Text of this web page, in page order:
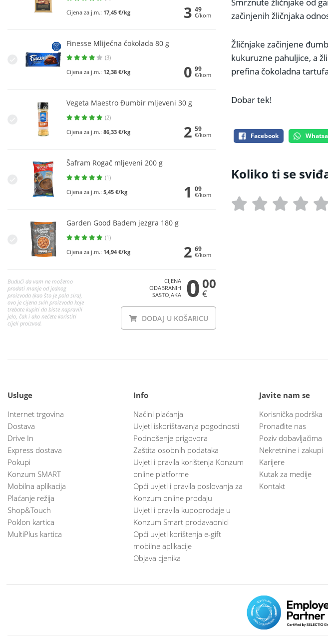
Cijena za j.m.: 17,45 €/kg 3 49
€/kom
Finesse Mliječna čokolada 80 g
(3)
Cijena za j.m.: 12,38 €/kg 0 99
€/kom
Vegeta Maestro Đumbir mljeveni 30 g
(2)
Cijena za j.m.: 86,33 €/kg 2 59
€/kom
Šafram Rogač mljeveni 200 g
(1)
Cijena za j.m.: 5,45 €/kg 1 09
€/kom
Garden Good Badem jezgra 180 g
(1)
Cijena za j.m.: 14,94 €/kg 2 69
€/kom
Budući da vam ne možemo
prodati manje od jednog
proizvoda (kao što je pola sira),
ovo je cijena svih proizvoda koje
trebate kupiti da biste napravili
jelo, čak i ako nećete koristiti
cijeli proizvod.
CIJENA
ODABRANIH
SASTOJAKA
0 00
€
DODAJ U KOŠARICU
začinjenih žličnjaka
Žličnjake začinjene
kukuruzne pahuljice, a
prefina čokoladna
Dobar tek!
Facebook
Koliko ti se
Usluge
Internet trgovina
Dostava
Drive In
Express dostava
Pokupi
Konzum SMART
Mobilna aplikacija
Plaćanje režija
Shop&Touch
Poklon kartica
MultiPlus kartica
Info
Načini plaćanja
Uvjeti iskorištavanja pogodnosti
Podnošenje prigovora
Zaštita osobnih podataka
Uvjeti i pravila korištenja Konzum
online platforme
Opći uvjeti i pravila poslovanja za
Konzum online prodaju
Uvjeti i pravila kupoprodaje u
Konzum Smart prodavaonici
Opći uvjeti korištenja e-gift
mobilne aplikacije
Objava cjenika
Javite nam se
Korisnička podrška
Pronađite nas
Poziv dobavljačima
Nekretnine i zakupi
Karijere
Kutak za medije
Kontakt